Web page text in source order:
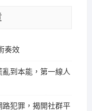
奏效
到本能，第一線人
犯罪，揭開社群平